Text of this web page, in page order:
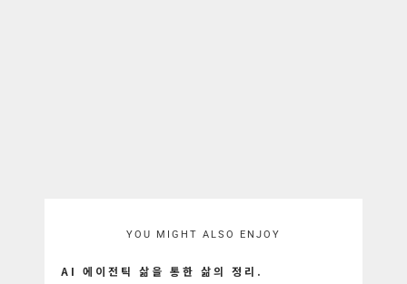
YOU MIGHT ALSO ENJOY
AI 에이전틱 삶을 통한 삶의 정리.